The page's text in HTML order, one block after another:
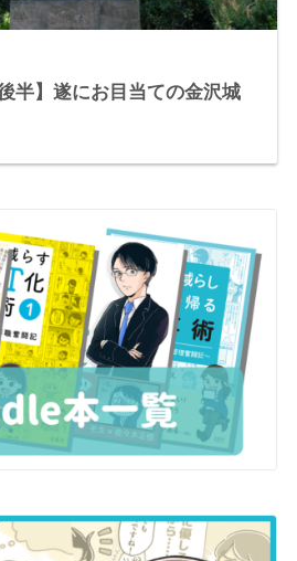
半】遂にお目当ての金沢城